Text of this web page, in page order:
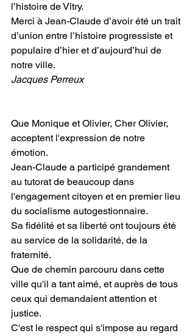
l’histoire de Vitry.
Merci à Jean-Claude d’avoir été un trait
d’union entre l’histoire progressiste et
populaire d’hier et d’aujourd’hui de
notre ville.
Jacques Perreux
Que Monique et Olivier, Cher Olivier,
acceptent l'expression de notre
émotion.
Jean-Claude a participé grandement
au tutorat de beaucoup dans
l'engagement citoyen et en premier lieu
du socialisme autogestionnaire.
Sa fidélité et sa liberté ont toujours été
au service de la solidarité, de la
fraternité.
Que de chemin parcouru dans cette
ville qu'il a tant aimé, et auprès de tous
ceux qui demandaient attention et
justice.
C'est le respect qui s'impose au regard